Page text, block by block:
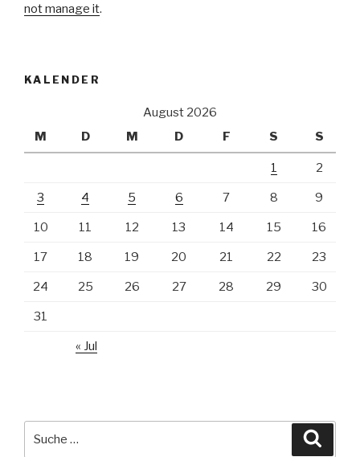
not manage it.
KALENDER
August 2026
M
D M D F S S
1 2
3 4 5 6 7 8 9
10 11 12 13 14 15 16
17 18 19 20 21 22 23
24 25 26 27 28 29 30
31
« Jul